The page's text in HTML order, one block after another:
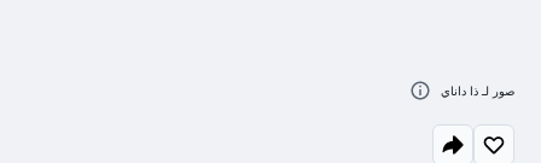
صور لـ ذا داناي